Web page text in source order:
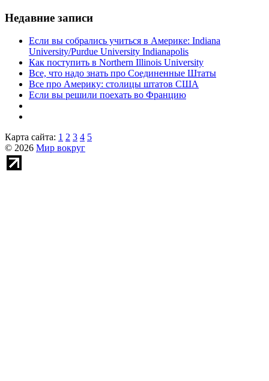
Недавние записи
Если вы собрались учиться в Америке: Indiana
University/Purdue University Indianapolis
Как поступить в Northern Illinois University
Все, что надо знать про Соединенные Штаты
Все про Америку: столицы штатов США
Если вы решили поехать во Францию
Карта сайта: 1 2 3 4 5
© 2026 Мир вокруг